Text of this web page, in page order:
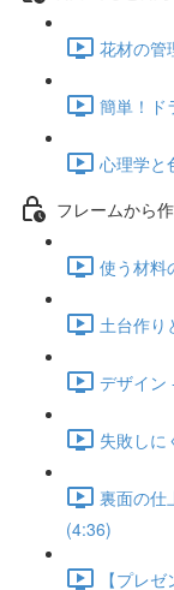
花材の管
簡単！ド
心理学と
フレームから
使う材料
土台作り
デザイン
失敗しに
裏面の仕
(4:36)
【プレ